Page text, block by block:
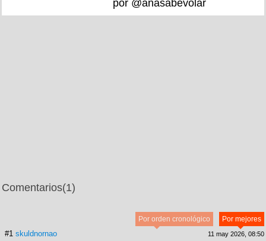
por @anasabevolar
Comentarios(1)
Por mejores
Por orden cronológico
#1 skuldnornao 11 may 2026, 08:50